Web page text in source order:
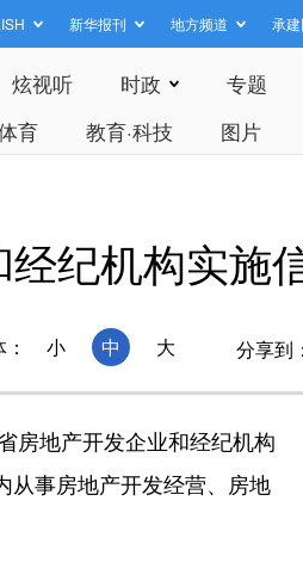
新华报刊 地方频道 承
炫视听 时政 专题
育 教育·科技 图片
纪机构实施
小 中 大 分享到：
地产开发企业和经纪机构
从事房地产开发经营、房地